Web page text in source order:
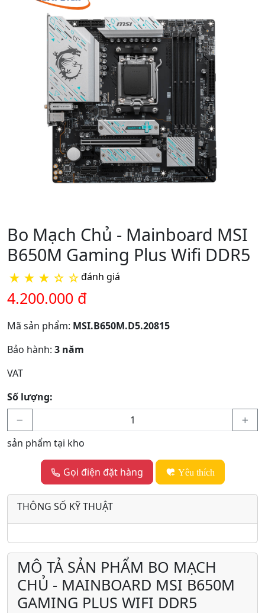
Bo Mạch Chủ - Mainboard MSI
B650M Gaming Plus Wifi DDR5
★ ★ ★ ☆ ☆đánh giá
4.200.000 đ
Mã sản phẩm: MSI.B650M.D5.20815
Bảo hành: 3 năm
VAT
Số lượng:
sản phẩm tại kho
Gọi điện đặt hàng Yêu thích
THÔNG SỐ KỸ THUẬT
MÔ TẢ SẢN PHẨM BO MẠCH
CHỦ - MAINBOARD MSI B650M
GAMING PLUS WIFI DDR5